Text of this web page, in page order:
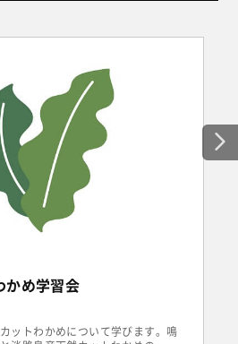
かめ学習会
ットわかめについて学びます。鳴